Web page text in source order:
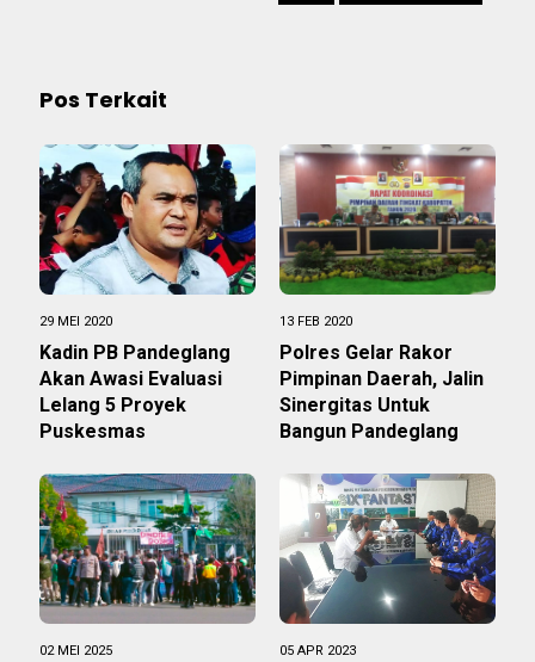
Pos Terkait
29 MEI 2020
Kadin PB Pandeglang
Akan Awasi Evaluasi
Lelang 5 Proyek
Puskesmas
13 FEB 2020
Polres Gelar Rakor
Pimpinan Daerah, Jalin
Sinergitas Untuk
Bangun Pandeglang
02 MEI 2025 05 APR 2023